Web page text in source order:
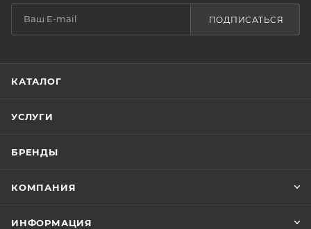
ПОДПИСАТЬСЯ
КАТАЛОГ
УСЛУГИ
БРЕНДЫ
КОМПАНИЯ
ИНФОРМАЦИЯ